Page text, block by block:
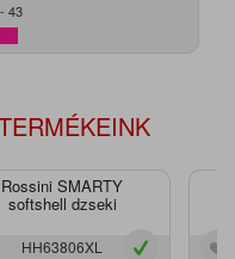
43
Rossini SMARTY
softshell dzseki
HH63806XL